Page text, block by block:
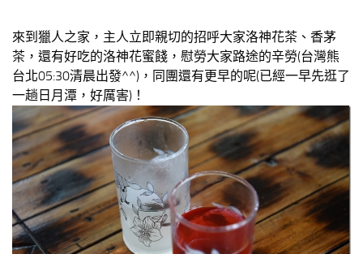
來到獵人之家，主人立即親切的招呼大家洛神花茶、香茅
茶，還有好吃的洛神花蜜餞，慰勞大家路途的辛勞(台灣熊
台北05:30清晨出發^^)，同團還有更早的呢(已經一早先逛了
一趟日月潭，好厲害)！